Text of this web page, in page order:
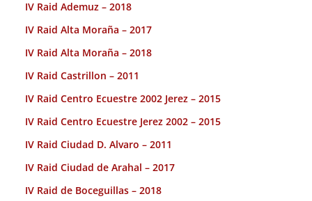
IV Raid Ademuz – 2018
IV Raid Alta Moraña – 2017
IV Raid Alta Moraña – 2018
IV Raid Castrillon – 2011
IV Raid Centro Ecuestre 2002 Jerez – 2015
IV Raid Centro Ecuestre Jerez 2002 – 2015
IV Raid Ciudad D. Alvaro – 2011
IV Raid Ciudad de Arahal – 2017
IV Raid de Boceguillas – 2018